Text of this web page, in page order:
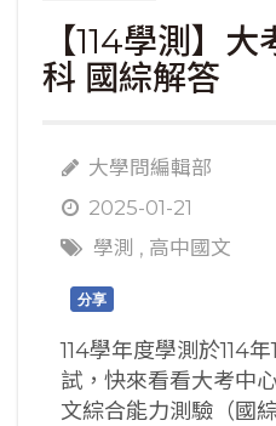
【114學測】
科 國綜解答
大學問編輯部
2025-01-21
學測 , 高中國文
分享
114學年度學測於114
試，快來看看大考中
文綜合能力測驗（國